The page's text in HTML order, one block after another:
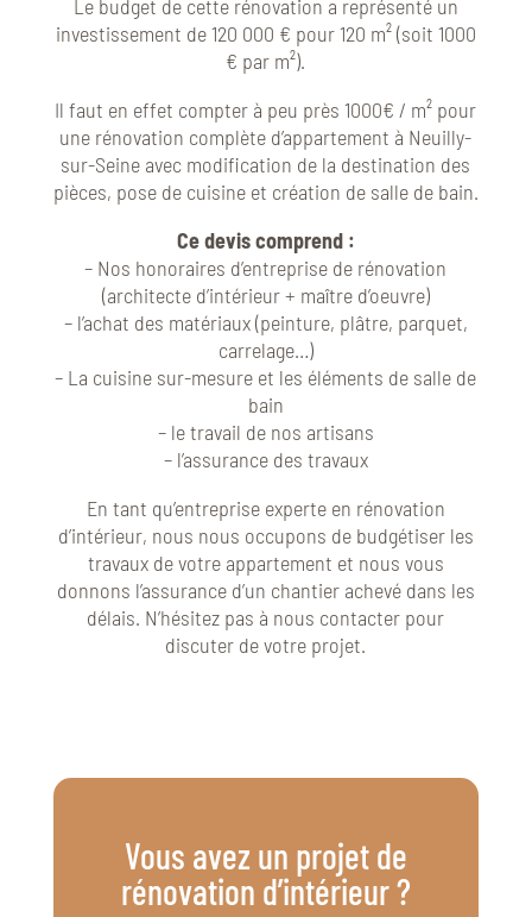
Le budget de cette rénovation a représenté un
investissement de 120 000 € pour 120 m² (soit 1000
€ par m²).
Il faut en effet compter à peu près 1000€ / m² pour
une rénovation complète d’appartement à Neuilly-
sur-Seine avec modification de la destination des
pièces, pose de cuisine et création de salle de bain.
Ce devis comprend :
– Nos honoraires d’entreprise de rénovation
(architecte d’intérieur + maître d’oeuvre)
– l’achat des matériaux (peinture, plâtre, parquet,
carrelage…)
– La cuisine sur-mesure et les éléments de salle de
bain
– le travail de nos artisans
– l’assurance des travaux
En tant qu’entreprise experte en rénovation
d’intérieur, nous nous occupons de budgétiser les
travaux de votre appartement et nous vous
donnons l’assurance d’un chantier achevé dans les
délais. N’hésitez pas à nous contacter pour
discuter de votre projet.
Vous avez un projet de
rénovation d’intérieur ?